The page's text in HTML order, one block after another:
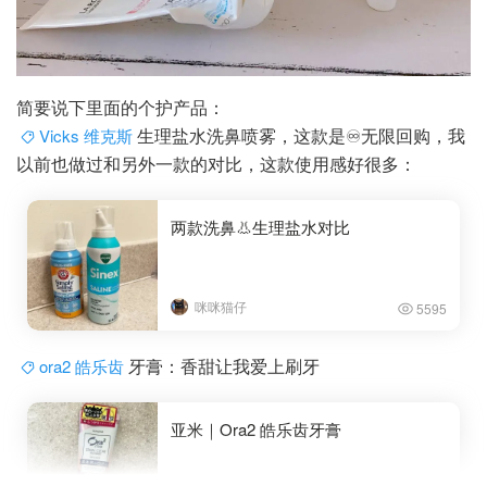
简要说下里面的个护产品：
Vicks 维克斯生理盐水洗鼻喷雾，这款是♾️无限回购，我
以前也做过和另外一款的对比，这款使用感好很多：
两款洗鼻👃生理盐水对比
咪咪猫仔 5595
ora2 皓乐齿 牙膏：香甜让我爱上刷牙
亚米｜Ora2 皓乐齿牙膏